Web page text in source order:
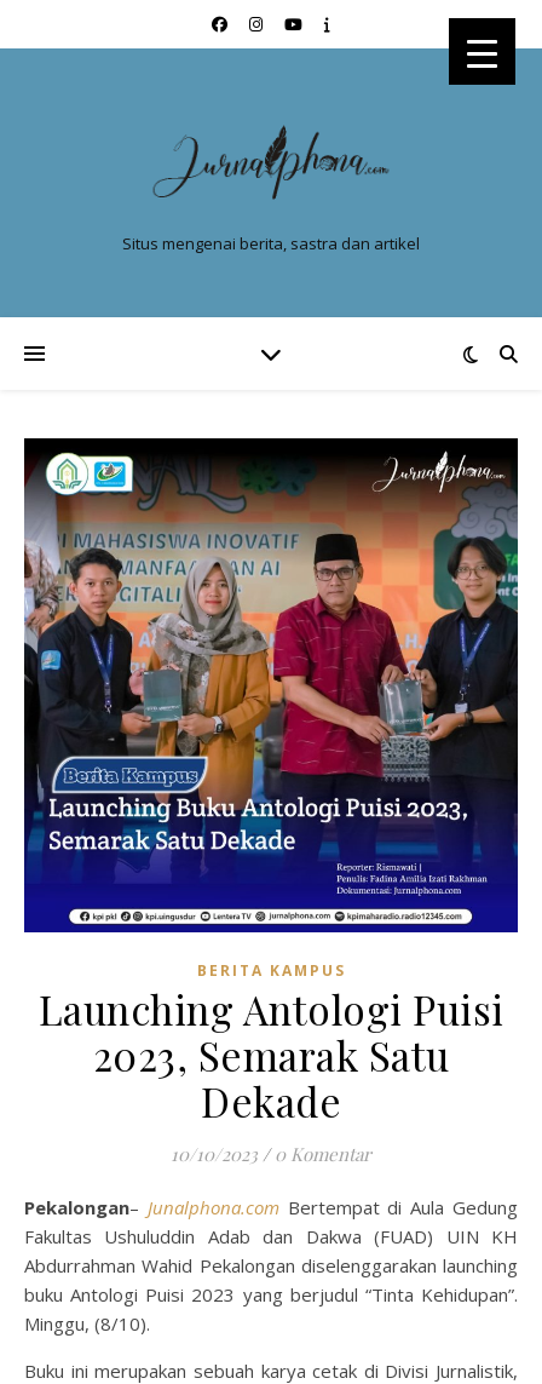
Situs mengenai berita, sastra dan artikel
BERITA KAMPUS
Launching Antologi Puisi
2023, Semarak Satu
Dekade
10/10/2023 / 0 Komentar
Pekalongan– Junalphona.comBertempat di Aula Gedung
Fakultas Ushuluddin Adab dan Dakwa (FUAD) UIN KH
Abdurrahman Wahid Pekalongan diselenggarakan launching
buku Antologi Puisi 2023 yang berjudul “Tinta Kehidupan”.
Minggu, (8/10).
Buku ini merupakan sebuah karya cetak di Divisi Jurnalistik,